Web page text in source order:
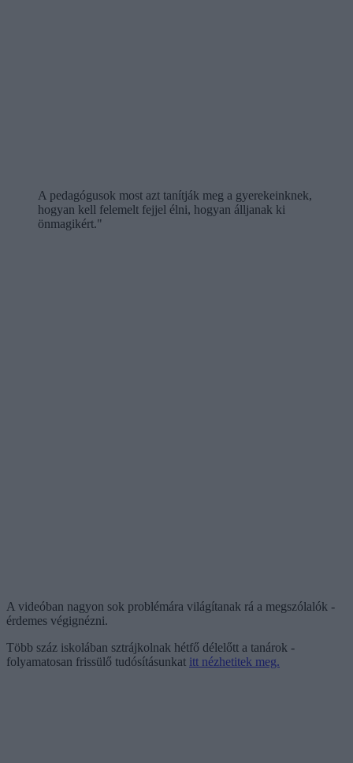
A pedagógusok most azt tanítják meg a gyerekeinknek,
hogyan kell felemelt fejjel élni, hogyan álljanak ki
önmagikért."
A videóban nagyon sok problémára világítanak rá a megszólalók -
érdemes végignézni.
Több száz iskolában sztrájkolnak hétfő délelőtt a tanárok -
folyamatosan frissülő tudósításunkat itt nézhetitek meg.